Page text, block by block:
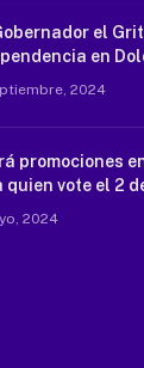
el
en
2024
promociones
quien vote el 2
2024